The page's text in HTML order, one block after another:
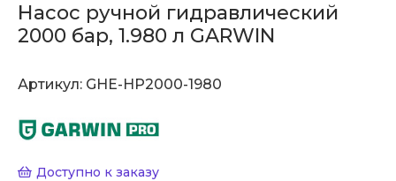
Насос ручной гидравлический
2000 бар, 1.980 л GARWIN
Артикул: GHE-HP2000-1980
Доступно к заказу